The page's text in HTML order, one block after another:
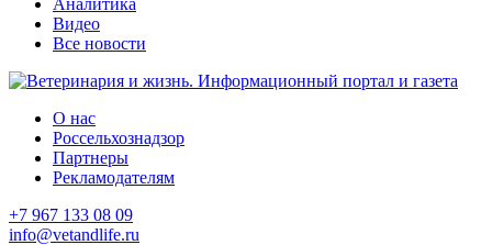
Видео
Все новости
О нас
Россельхознадзор
Партнеры
Рекламодателям
+7 967 133 08 09
info@vetandlife.ru